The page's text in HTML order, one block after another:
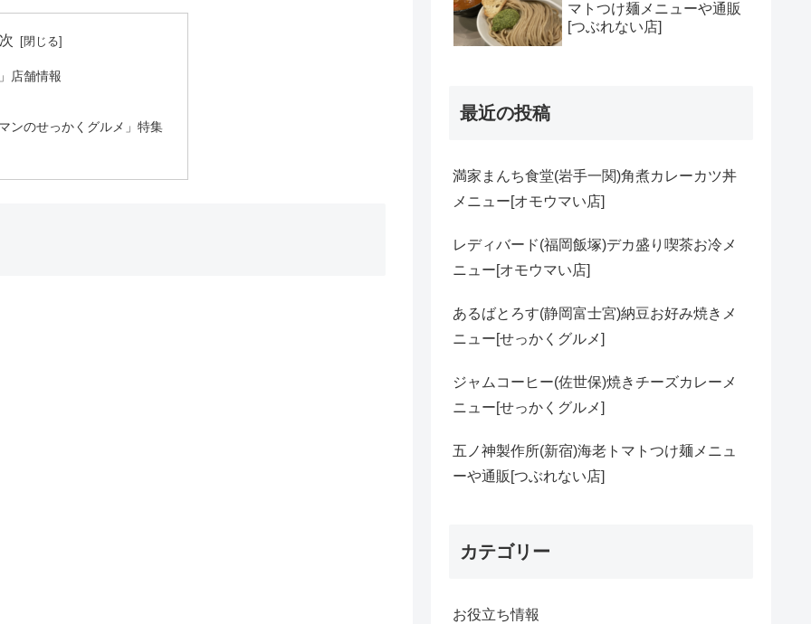
店舗情報
ンのせっかくグルメ」特集
マトつけ麺メニューや通販
[つぶれない店]
最近の投稿
満家まんち食堂(岩手一関)角煮カレーカツ丼
メニュー[オモウマい店]
レディバード(福岡飯塚)デカ盛り喫茶お冷メ
ニュー[オモウマい店]
あるばとろす(静岡富士宮)納豆お好み焼きメ
ニュー[せっかくグルメ]
ジャムコーヒー(佐世保)焼きチーズカレーメ
ニュー[せっかくグルメ]
五ノ神製作所(新宿)海老トマトつけ麺メニュ
ーや通販[つぶれない店]
カテゴリー
お役立ち情報